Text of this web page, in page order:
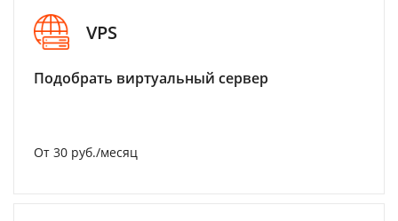
VPS
Подобрать виртуальный сервер
От 30 руб./месяц